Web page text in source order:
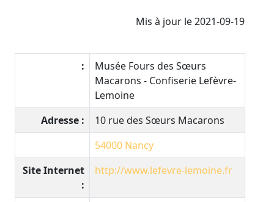
Mis à jour le 2021-09-19
:
Musée Fours des Sœurs
Macarons - Confiserie Lefèvre-
Lemoine
Adresse :
10 rue des Sœurs Macarons
54000 Nancy
Site Internet
:
http://www.lefevre-lemoine.fr